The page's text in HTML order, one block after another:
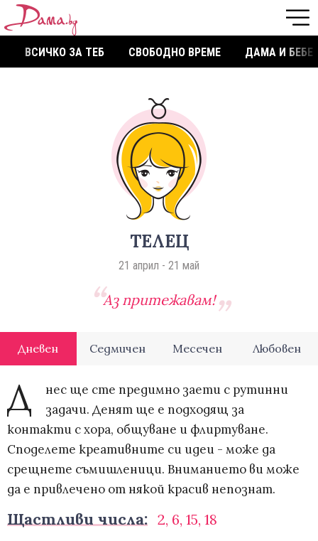
ВСИЧКО ЗА ТЕБ СВОБОДНО ВРЕМЕ ДАМА И БЕБЕ
ТЕЛЕЦ
21 април - 21 май
Аз притежавам!
Дневен Седмичен Месечен Любовен
Д
нес ще сте предимно заети с рутинни
задачи. Денят ще е подходящ за
контакти с хора, общуване и флиртуване.
Споделете креативните си идеи - може да
срещнете съмишленици. Вниманието ви може
да е привлечено от някой красив непознат.
Щастливи числа: 2, 6, 15, 18